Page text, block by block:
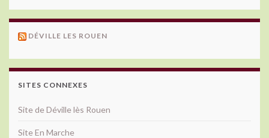
DÉVILLE LES ROUEN
SITES CONNEXES
Site de Déville lès Rouen
Site En Marche